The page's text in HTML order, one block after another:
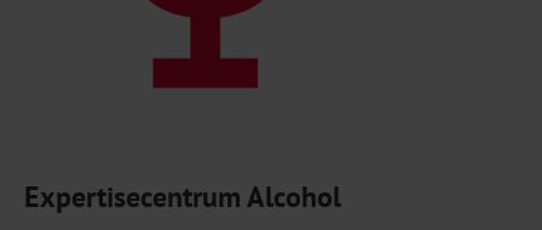
Expertisecentrum Alcohol